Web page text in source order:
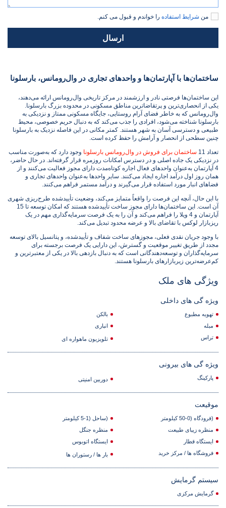
من شرایط استفاده را خواندم و قبول می کنم.
ارسال
ساختمان‌ها با آپارتمان‌ها و واحدهای تجاری در وال‌رومانس، بارسلونا
این ساختمان‌ها فرصتی نادر و ارزشمند در مرکز تاریخی وال‌رومانس ارائه می‌دهند،
یکی از انحصاری‌ترین و پرتقاضاترین مناطق مسکونی در محدوده بزرگ بارسلونا.
وال‌رومانس که به خاطر فضای آرام روستایی، جایگاه مسکونی ممتاز و نزدیکی به
بارسلونا شناخته می‌شود، افرادی را جذب می‌کند که به دنبال حریم خصوصی، محیط
طبیعی و دسترسی آسان به شهر هستند. کمتر مکانی در این فاصله نزدیک به بارسلونا
چنین سطحی از انحصار و آرامش را حفظ کرده است.
تعداد 11
ساختمان برای فروش در وال‌رومانس بارسلونا وجود دارد که به‌صورت مناسب
در نزدیکی یک جاده اصلی و در دسترس امکانات روزمره قرار گرفته‌اند. در حال حاضر،
4 آپارتمان به‌عنوان واحدهای فعال اجاره کوتاه‌مدت دارای مجوز فعالیت می‌کنند و از
همان روز اول درآمد اجاره ایجاد می‌کنند. سایر واحدها به‌عنوان واحدهای تجاری و
فضاهای انبار مورد استفاده قرار می‌گیرند و درآمد مستمر فراهم می‌کنند.
با این حال، آنچه این فرصت را واقعاً متمایز می‌کند، وضعیت تأییدشده طرح‌ریزی شهری
آن است. این ساختمان‌ها دارای مجوز ساخت تأییدشده هستند که امکان توسعه تا 15
آپارتمان و 4 ویلا را فراهم می‌کند و آن را به یک فرصت سرمایه‌گذاری مهم در یک
ریزبازار لوکس با تقاضای بالا و عرضه محدود تبدیل می‌کند.
با وجود جریان نقدی فعلی، مجوزهای ساخت شفاف و تأییدشده، و پتانسیل بالای توسعه
مجدد از طریق تغییر موقعیت و گسترش، این دارایی یک فرصت برجسته برای
سرمایه‌گذاران و توسعه‌دهندگانی است که به دنبال بازدهی بالا در یکی از معتبرترین و
کم‌عرضه‌ترین زیر‌بازارهای بارسلونا هستند.
ویژگی های ملک
ویژه گی های داخلی
تهویه مطبوع
بالکن
مبله
انباری
تراس
تلویزیون ماهواره ای
ویژه گی های بیرونی
پارکینگ دوربین امنیتی
موقیعت
(فرودگاه (0-50 کیلومتر
(ساحل (1-5 کیلومتر
منظره زیبای طبیعت
منظره جنگل
ایستگاه قطار
ایستگاه اتوبوس
فروشگاه ها / مرکز خرید
بار ها / رستوران ها
سیستم گرمایش
گرمایش مرکزی